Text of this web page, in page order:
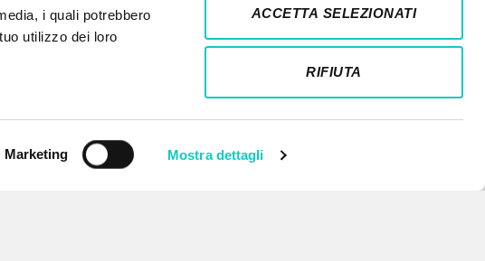
i quali potrebbero
utilizzo dei loro
Marketing Mostra dettagli
ACCETTA SELEZIONATI
RIFIUTA
NEWSLETTER